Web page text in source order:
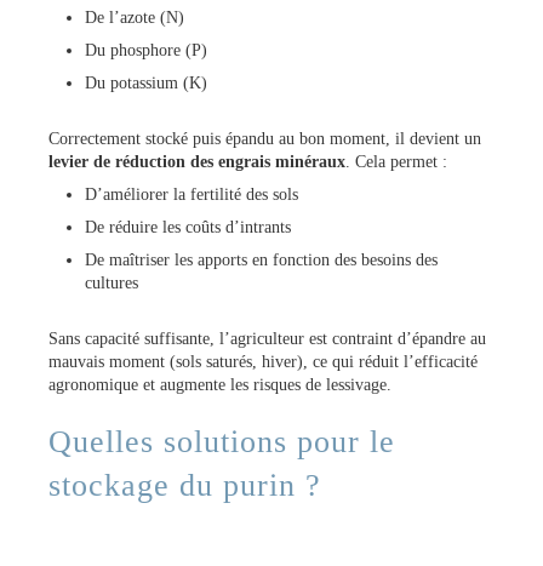
De l’azote (N)
Du phosphore (P)
Du potassium (K)
Correctement stocké puis épandu au bon moment, il devient un
levier de réduction des engrais minéraux. Cela permet :
D’améliorer la fertilité des sols
De réduire les coûts d’intrants
De maîtriser les apports en fonction des besoins des
cultures
Sans capacité suffisante, l’agriculteur est contraint d’épandre au
mauvais moment (sols saturés, hiver), ce qui réduit l’efficacité
agronomique et augmente les risques de lessivage.
Quelles solutions pour le
stockage du purin ?